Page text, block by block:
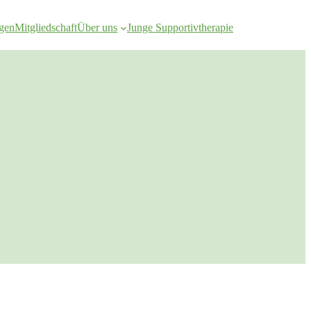
MitgliedschaftÜber uns Junge Supportivtherapie